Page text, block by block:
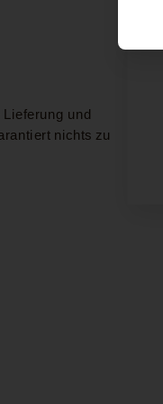
und
nichts zu